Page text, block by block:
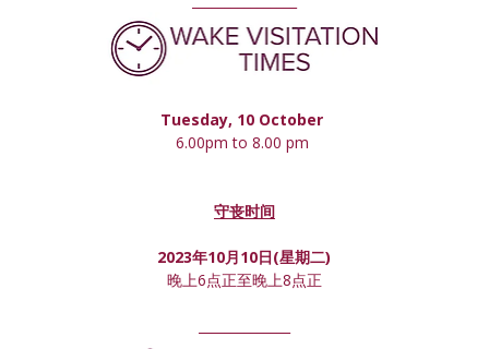
Tuesday, 10 October
6.00pm to 8.00 pm
守丧时间
2023年10月10日(星期二)
晚上6点正至晚上8点正